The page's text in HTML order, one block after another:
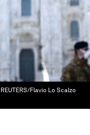
REUTERS/Flavio Lo Scalzo